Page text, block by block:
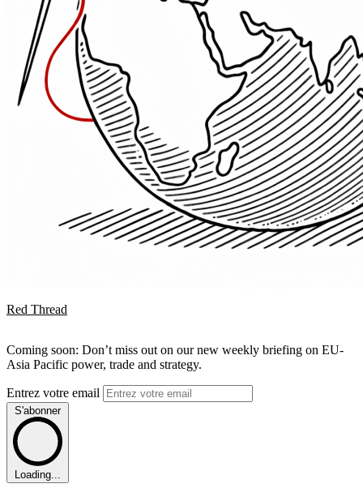
Red Thread
Coming soon: Don’t miss out on our new weekly briefing on EU-
Asia Pacific power, trade and strategy.
Entrez votre email
S'abonner
Loading...